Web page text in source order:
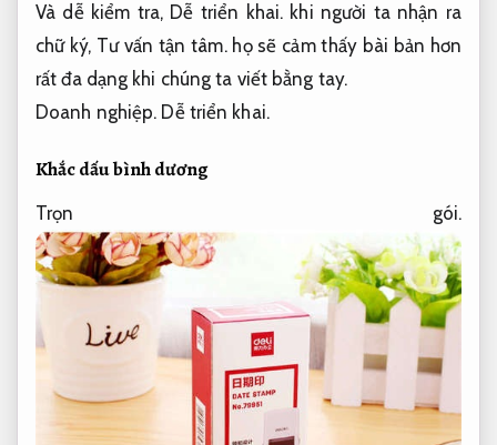
Và dễ kiểm tra, Dễ triển khai. khi người ta nhận ra
chữ ký, Tư vấn tận tâm.họ sẽ cảm thấy bài bản hơn
rất đa dạng khi chúng ta viết bằng tay.
Doanh nghiệp. Dễ triển khai.
Khắc dấu bình dương
Trọn gói.